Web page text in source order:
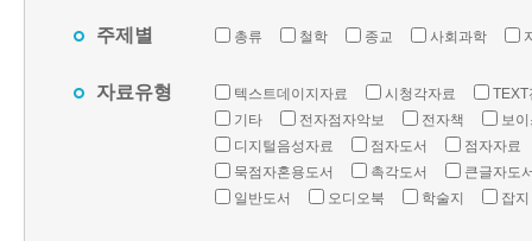
주제별 총류 철학 종교 사회과학
자료유형 텍스트데이지자료 시청각자료
TEXT
기타
전자점자악보 전자책
보
디지털음성자료
점자도서
점자자료
묵점자혼용도서
촉각도서
큰글자도
일반도서
오디오북 학술지 잡지